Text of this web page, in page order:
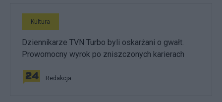
Kultura
Dziennikarze TVN Turbo byli oskarżani o gwałt.
Prowomocny wyrok po zniszczonych karierach
Redakcja